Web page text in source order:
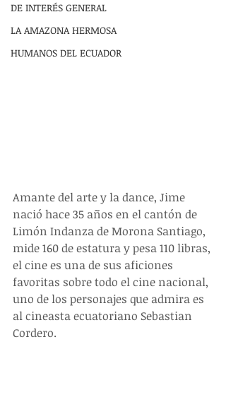
DE INTERÉS GENERAL
LA AMAZONA HERMOSA
HUMANOS DEL ECUADOR
Amante del arte y la dance, Jime
nació hace 35 años en el cantón de
Limón Indanza de Morona Santiago,
mide 160 de estatura y pesa 110 libras,
el cine es una de sus aficiones
favoritas sobre todo el cine nacional,
uno de los personajes que admira es
al cineasta ecuatoriano Sebastian
Cordero.